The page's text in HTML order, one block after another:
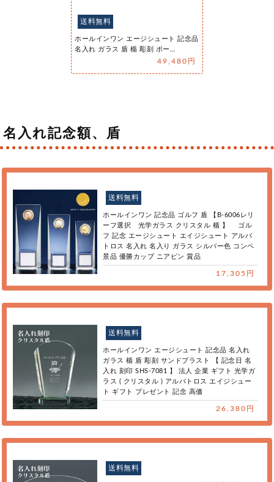
送料無料
ホールインワン エージシュート 記念品
名入れ ガラス 盾 楯 彫刻 ボー…
49,480円
名入れ記念額、盾
送料無料
ホールインワン 記念品 ゴルフ 盾 【B-6006レリ
ーフ選択 光学ガラス クリスタル 楯 】 ゴル
フ 記念 エージシュート エイジシュート アルバ
トロス 名入れ 名入り ガラス シルバー色 コンペ
景品 優勝カップ ニアピン 賞品
17,305円
送料無料
ホールインワン エージシュート 記念品 名入れ
ガラス 楯 盾 彫刻 サンドブラスト 【 記念日 名
入れ 刻印 SHS-7081 】 法人 企業 ギフト 光学ガ
ラス ( クリスタル ) アルバトロス エイジシュー
ト ギフト プレゼント 記念 高価
26,380円
送料無料